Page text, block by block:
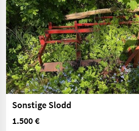
Sonstige Slodd
1.500 €